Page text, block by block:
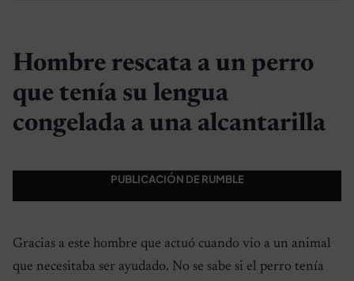
Hombre rescata a un perro
que tenía su lengua
congelada a una alcantarilla
PUBLICACIÓN DE RUMBLE
Gracias a este hombre que actuó cuando vio a un animal
que necesitaba ser ayudado. No se sabe si el perro tenía